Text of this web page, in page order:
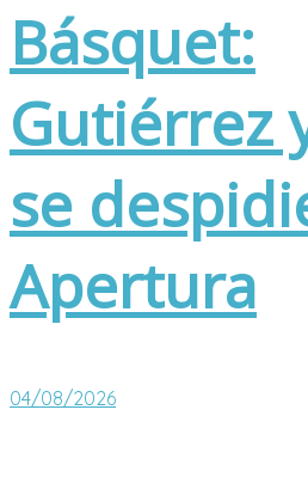
Básquet:
Gutiérrez
se
Apertura
04/08/2026